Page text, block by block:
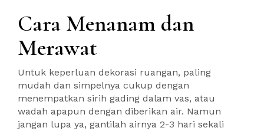
Cara Menanam dan
Merawat
Untuk keperluan dekorasi ruangan, paling
mudah dan simpelnya cukup dengan
menempatkan sirih gading dalam vas, atau
wadah apapun dengan diberikan air. Namun
jangan lupa ya, gantilah airnya 2-3 hari sekali